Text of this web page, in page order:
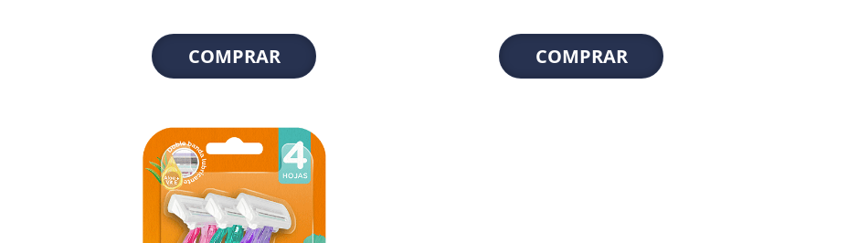
COMPRAR COMPRAR